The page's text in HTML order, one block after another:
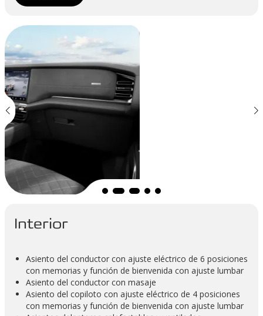
Interior
Asiento del conductor con ajuste eléctrico de 6 posiciones
con memorias y función de bienvenida con ajuste lumbar
Asiento del conductor con masaje
Asiento del copiloto con ajuste eléctrico de 4 posiciones
con memorias y función de bienvenida con ajuste lumbar